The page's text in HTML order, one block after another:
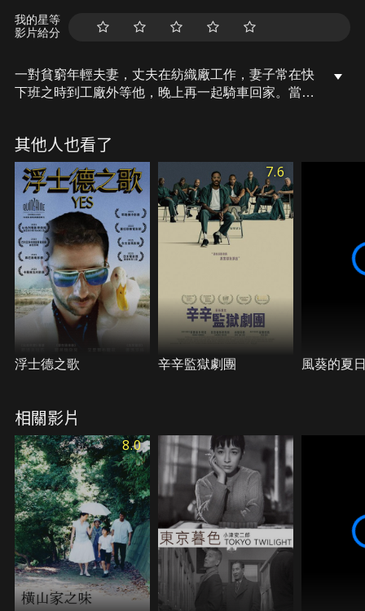
我的星等
影片給分
一對貧窮年輕夫妻，丈夫在紡織廠工作，妻子常在快
下班之時到工廠外等他，晚上再一起騎車回家。當他
子帶著年幼的兒子遠嫁到遙遠的鄉下漁村，過著平穩
簡單的生活，但她心中一直有個揮之不去的疑問埋藏
著…
其他人也看了
浮士德之歌
7.6
辛辛監獄劇團 風葵的夏
相關影片
8.0